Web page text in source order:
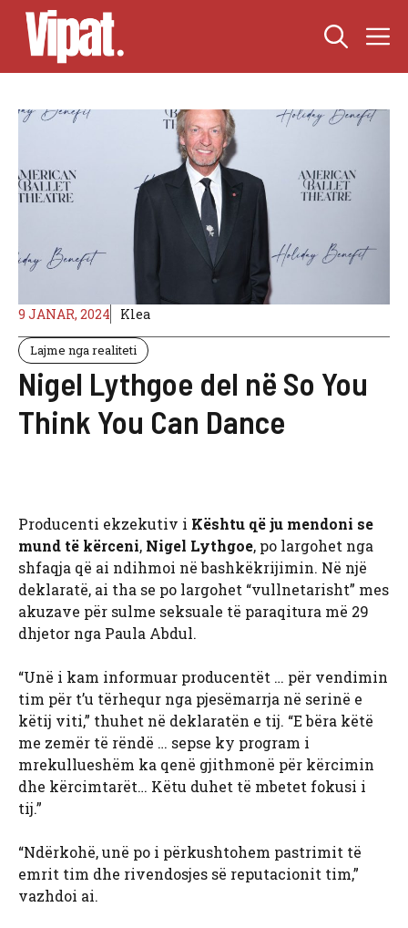
Skip
content
9 JANAR, 2024 Klea
Lajme nga realiteti
Nigel Lythgoe del në So You
Think You Can Dance
Producenti ekzekutiv i Kështu që ju mendoni se
mund të kërceni, Nigel Lythgoe, po largohet nga
shfaqja që ai ndihmoi në bashkëkrijimin. Në një
deklaratë, ai tha se po largohet “vullnetarisht” mes
akuzave për sulme seksuale të paraqitura më 29
dhjetor nga Paula Abdul.
“Unë i kam informuar producentët … për vendimin
tim për t’u tërhequr nga pjesëmarrja në serinë e
këtij viti,” thuhet në deklaratën e tij. “E bëra këtë
me zemër të rëndë … sepse ky program i
mrekullueshëm ka qenë gjithmonë për kërcimin
dhe kërcimtarët… Këtu duhet të mbetet fokusi i
tij.”
“Ndërkohë, unë po i përkushtohem pastrimit të
emrit tim dhe rivendosjes së reputacionit tim,”
vazhdoi ai.